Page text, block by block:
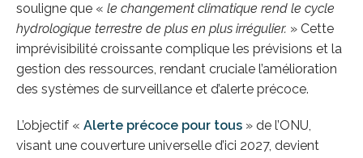
souligne que « le changement climatique rend le cycle
hydrologique terrestre de plus en plus irrégulier. » Cette
imprévisibilité croissante complique les prévisions et la
gestion des ressources, rendant cruciale l’amélioration
des systèmes de surveillance et d’alerte précoce.
L’objectif « Alerte précoce pour tous » de l’ONU,
visant une couverture universelle d’ici 2027, devient